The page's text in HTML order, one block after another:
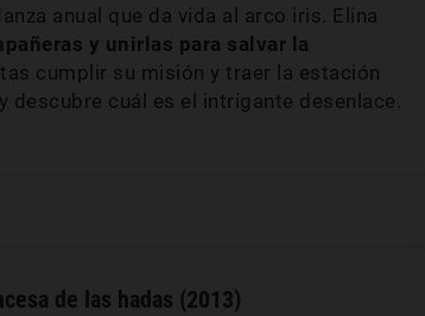
anual que da vida al arco iris. Elina
y unirlas para salvar la
cumplir su misión y traer la estación
cuál es el intrigante desenlace.
de las hadas (2013)